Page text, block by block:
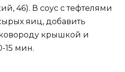
46). В соус с тефтелями
яиц, добавить
крышкой и
15 мин.